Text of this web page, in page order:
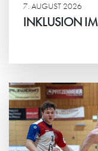
7. AUGUST 2026
INKLUSION